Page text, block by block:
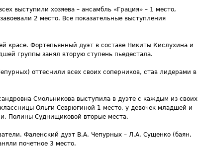
выступили хозяева – ансамбль «Грация» – 1 место,
2 место. Все показательные выступления
красе. Фортепьянный дуэт в составе Никиты Кислухина и
группы занял вторую ступень пьедестала.
оттеснили всех своих соперников, став лидерами в
Смольникова выступила в дуэте с каждым из своих
Ольги Севрюгиной 1 место, у девочек младшей и
Полины Суднищиковой вторые места.
Фаленский дуэт В.А. Чепурных – Л.А. Сущенко (баян,
почетное 3 место.